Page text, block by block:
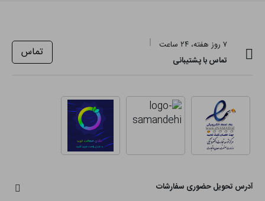
۷ روز هفته، ۲۴ ساعت
تماس با پشتیبانی
تماس
آدرس تحویل حضوری سفارشات